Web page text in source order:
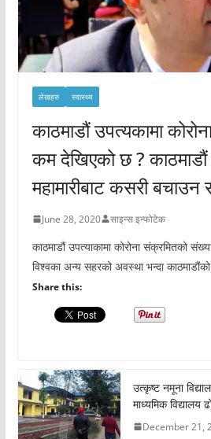
लेखहरु स्वास्थ्य
काठमाडौं उपत्यकामा
कम देखिएको छ ?
महामारीबाट कसरी
June 28, 2020 साइन्स इन्फोटेक
काठमाडौं उपत्याकामा कोरोना संक्रमितको
विश्वका अन्य सहरको अवस्था भन्दा
Share this:
उत्कृष्ट नमूना
माध्यमिक विद्यालय
December 21,